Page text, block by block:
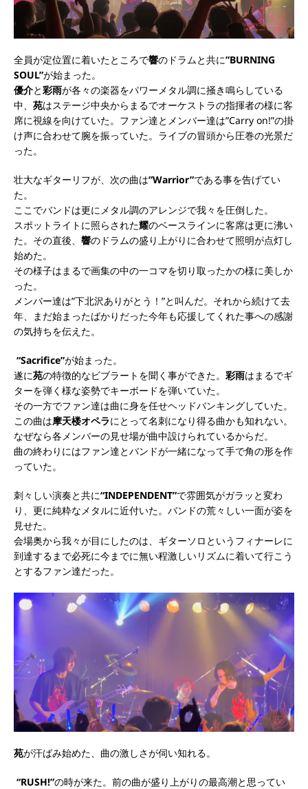
全員が定位置に着いたところで響のドラムと共に”BURNING
SOUL”が始まった。
優介と彩雨が各々の楽器をパワーメタル調に掻き鳴らしている
中、 苑はステージ中央からまるでオーケストラの指揮者の様に客
席に視線を向けていた。ファン達とメンバー達は”Carry on!”の掛
け声に合わせて腕を振っていた。ライブの冒頭から圧巻の光景だ
った。
壮大なギターリフが、次の曲は”Warrior”である事を告げてい
た。
ここでバンドは更にメタル調のアレンジで我々を圧倒した。
スポットライトに照らされた耀のベースラインに客席は更に沸い
た。その直後、響のドラムの盛り上がりに合わせて照明が点灯し
始めた。
その様子はまるで画集の中の一コマを切り取ったかの様に美しか
った。
メンバー達は”下北沢ありがとう！”と叫んだ。それから続けて去
年、まだ始まったばかりだった今年も応援してくれた事への感謝
の気持ちを伝えた。
“Sacrifice”が始まった。
遂に苑の特徴的なビブラートを聞く事ができた。 彩雨はまるでギ
ターを弾く様な姿勢でキーボードを弾いていた。
その一方でファン達は曲に身を任せヘッドバンキングしていた。
この曲は摩天楼オペラにとって名刺になり得る曲かも知れない。
なぜなら各メンバーの見せ場が曲中設けられているからだ。
曲の終わりにはファン達とバンドが一緒になって手で角の形を作
っていた。
刺々しい演奏と共に“INDEPENDENT”で雰囲気がガラッと変わ
り、更に純粋なメタルに近付いた。 バンドの荒々しい一面が姿を
見せた。
会場奥から我々が目にしたのは、ギターソロというフィナーレに
到達するまで必死に今までに無い程激しいリズムに着いて行こう
とするファン達だった。
苑が汗ばみ始めた、曲の激しさが伺い知れる。
“RUSH!”の時が来た。前の曲が盛り上がりの最高潮と思ってい